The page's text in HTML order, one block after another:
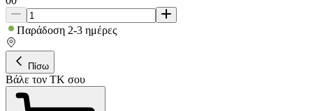
Παράδοση 2-3 ημέρες
Πίσω
Βάλε τον ΤΚ σου